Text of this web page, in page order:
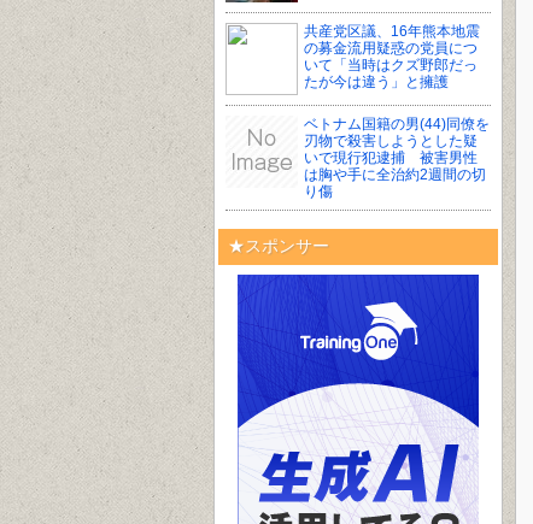
共産党区議、16年熊本地震
の募金流用疑惑の党員につ
いて「当時はクズ野郎だっ
たが今は違う」と擁護
ベトナム国籍の男(44)同僚を
刃物で殺害しようとした疑
いで現行犯逮捕 被害男性
は胸や手に全治約2週間の切
り傷
★スポンサー